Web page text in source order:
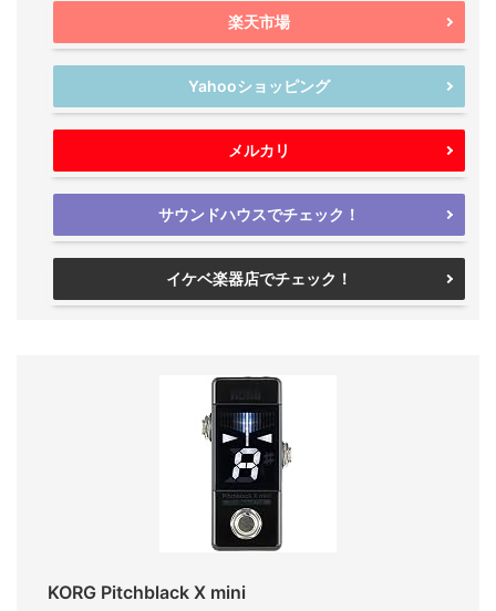
楽天市場
Yahooショッピング
メルカリ
サウンドハウスでチェック！
イケベ楽器店でチェック！
KORG Pitchblack X mini